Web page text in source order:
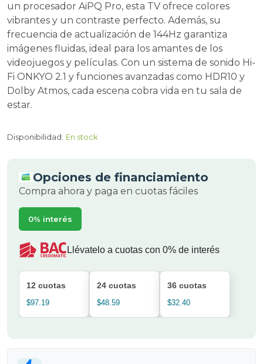
un procesador AiPQ Pro, esta TV ofrece colores
vibrantes y un contraste perfecto. Además, su
frecuencia de actualización de 144Hz garantiza
imágenes fluidas, ideal para los amantes de los
videojuegos y películas. Con un sistema de sonido Hi-
Fi ONKYO 2.1 y funciones avanzadas como HDR10 y
Dolby Atmos, cada escena cobra vida en tu sala de
estar.
Disponibilidad: En stock
Opciones de financiamiento
Compra ahora y paga en cuotas fáciles
0% interés
Llévatelo a cuotas con 0% de interés
12 cuotas
$97.19
24 cuotas
$48.59
36 cuotas
$32.40